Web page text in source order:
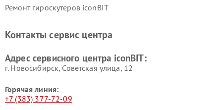
Ремонт гироскутеров iconBIT
Контакты сервис центра
Адрес сервисного центра iconBIT:
г. Новосибирск, Советская улица, 12
Горячая линия:
+7 (383) 377-72-09